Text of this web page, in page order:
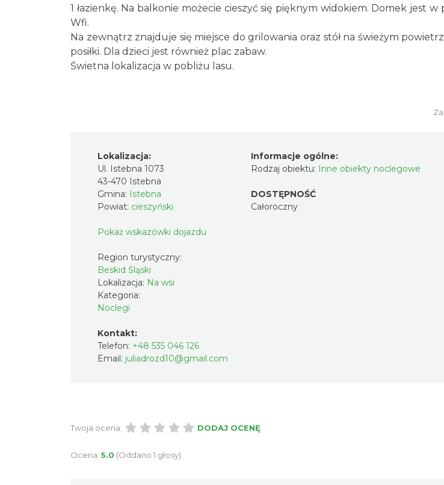
1 łazienkę. Na balkonie możecie cieszyć się pięknym widokiem. Domek jest w
Wfi.
Na zewnątrz znajduje się miejsce do grilowania oraz stół na świeżym
posiłki. Dla dzieci jest również plac zabaw.
Świetna lokalizacja w pobliżu lasu.
Lokalizacja:
Ul. Istebna 1073
43-470 Istebna
Gmina: Istebna
Powiat: cieszyński
Pokaż wskazówki dojazdu
Region turystyczny:
Beskid Śląski
Lokalizacja: Na wsi
Kategoria:
Noclegi
Kontakt:
Telefon: +48 535 046 126
Email: juliadrozd10@gmail.com
Informacje ogólne:
Rodzaj obiektu: Inne obiekty noclegowe
DOSTĘPNOŚĆ
Całoroczny
Twoja ocena: DODAJ OCENĘ
Ocena: 5.0 (Oddano 1 głosy)